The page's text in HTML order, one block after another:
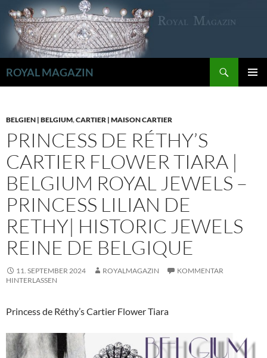
Inhalt
springen
ROYAL MAGAZIN
BELGIEN | BELGIUM,CARTIER | MAISON CARTIER
PRINCESS DE RÉTHY’S
CARTIER FLOWER TIARA |
BELGIUM ROYAL JEWELS –
PRINCESS LILIAN DE
RETHY| HISTORIC JEWELS
REINE DE BELGIQUE
11. SEPTEMBER 2024 ROYALMAGAZIN
KOMMENTAR
HINTERLASSEN
Princess de Réthy’s Cartier Flower Tiara